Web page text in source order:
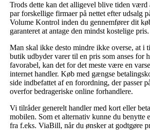
Trods dette kan det alligevel blive tiden værd
par forskellige firmaer på nettet efter udsalg
Volume Kontrol inden du gennemfører dit
garanteret at antage den mindst kostelige pris.
Man skal ikke desto mindre ikke overse, at i
butik udbyder varer til en pris som anses for
favorabel, kan det for det meste være en
internet handler. Køb med gængse
side indbefattet af en forordning, der passer
overfor bedrageriske online forhandlere.
Vi tilråder generelt handler med kort eller
mobilen. Som et alternativ kunne du benytte
fra f.eks. ViaBill, når du ønsker at godtgøre